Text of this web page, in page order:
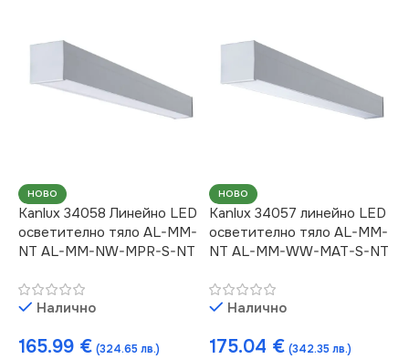
НОВО
Kanlux 34058 Линейно LED
осветително тяло AL-MM-
NT AL-MM-NW-MPR-S-NT
Налично
165.99 € (324.65 лв.)
НОВО
Kanlux 34057 линейно LED
осветително тяло AL-MM-
NT AL-MM-WW-MAT-S-NT
Налично
175.04 € (342.35 лв.)